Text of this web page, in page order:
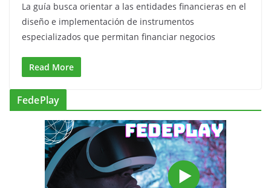
La guía busca orientar a las entidades financieras en el
diseño e implementación de instrumentos
especializados que permitan financiar negocios
Read More
FedePlay